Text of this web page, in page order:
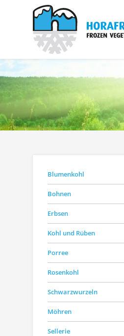
Blumenkohl
Bohnen
Erbsen
Kohl und Rüben
Porree
Rosenkohl
Schwarzwurzeln
Möhren
Sellerie